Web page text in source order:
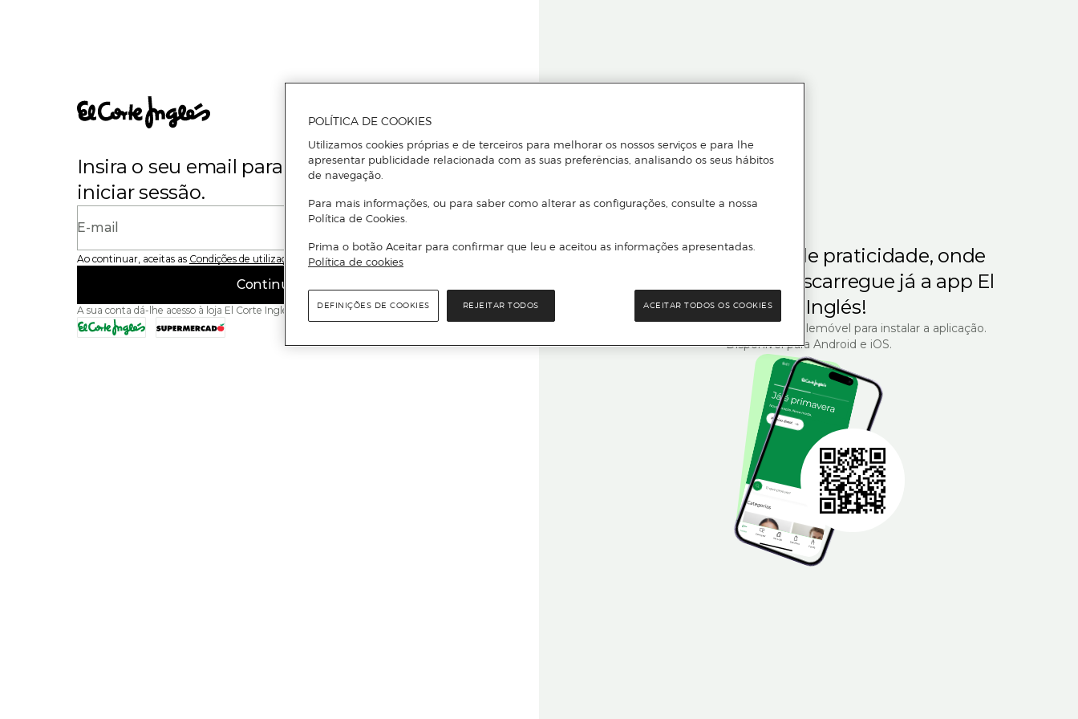
Insira o seu email para se registar ou
iniciar sessão.
E-mail
Ao continuar, aceitas as Condições de utilização do site
Continuar
A sua conta dá-lhe acesso à loja El Corte Inglés e ao Supermercado El Corte Inglés.
Para quem gosta de praticidade, onde
Descarregue já a app El
Corte Inglés!
Leia o código QR com o seu telemóvel para instalar a aplicação.
Disponível para Android e iOS.
POLÍTICA DE COOKIES
Utilizamos cookies próprias e de terceiros para melhorar os nossos serviços e para lhe
apresentar publicidade relacionada com as suas preferências, analisando os seus hábitos
de navegação.
Para mais informações, ou para saber como alterar as configurações, consulte a nossa
Política de Cookies.
Prima o botão Aceitar para confirmar que leu e aceitou as informações apresentadas.
Política de cookies
REJEITAR TODOS ACEITAR TODOS OS COOKIES
DEFINIÇÕES DE COOKIES